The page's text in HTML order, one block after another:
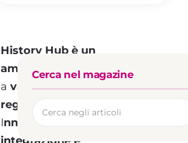
History Hub è un
ambizioso progetto
volto
a valorizzare il turismo
regionale della Basilicata.
Innovazione,
Cerca nel magazine